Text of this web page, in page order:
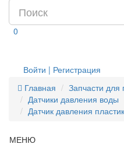
0
Войти | Регистрация
Главная
Запчасти для
Датчики давления воды
Датчик давления
МЕНЮ